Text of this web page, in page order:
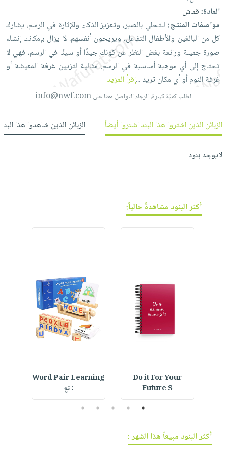
العناية
بالأسنان
الحمية
والتغذية
أدوات
المائدة
الأوعية
والتخزين
أدوات
المطبخ
الأكثر
مبيعاً
العودة
للمدارس
اكسسوارات
كتب
اكسسوارات
منزلية
اكسسوارات
ملابس
مطرزات
حقائب
عناية
بالذات
صابون
شحن
مجاني
بنود
مختارة
اشتراكات
كل
الاشتراكات
صندوق
القراءة
iKitab
بلا
بحث
نيل
عن
الشركة
فيديوهات
حسابك
الأمنيات
المادة:قماش
مواصفات المنتج: للتحلي بالصبر، وتعزيزالذكاء والإثارة في الرسم، يشارك
كل من البالغين والأطفال التفاعل، ويريحونأنفسهم.لا يزال بإمكانكإنشاء
صورة جميلة ورائعة بغض النظرعنكونكجيدًاأو سيئًا في الرسم، فهيلا
تحتاجإلىأي موهبةأساسية في الرسم. مثالية لتزيينغرفة المعيشةأو
غرفة النومأوأي مكانتريد...إقرأ المزيد
لطلب كميّة كبيرة، الرجاء التواصل معنا علىinfo@nwf.com
الزبائن الذين اشتروا هذا البند اشتروا أيضاً الزبائن الذين شاهدوا هذا
لايوجد بنود
أكثر البنود مشاهدةً حالياً:
Do it For Your
Future S
Word Pair Learning
: تع
1
2
3
4
5
أكثر البنود مبيعاً هذا الشهر :